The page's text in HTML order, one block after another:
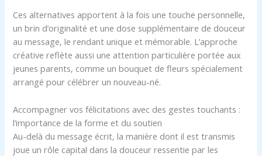
Ces alternatives apportent à la fois une touche personnelle,
un brin d’originalité et une dose supplémentaire de douceur
au message, le rendant unique et mémorable. L’approche
créative reflète aussi une attention particulière portée aux
jeunes parents, comme un bouquet de fleurs spécialement
arrangé pour célébrer un nouveau-né.
Accompagner vos félicitations avec des gestes touchants :
l’importance de la forme et du soutien
Au-delà du message écrit, la manière dont il est transmis
joue un rôle capital dans la douceur ressentie par les